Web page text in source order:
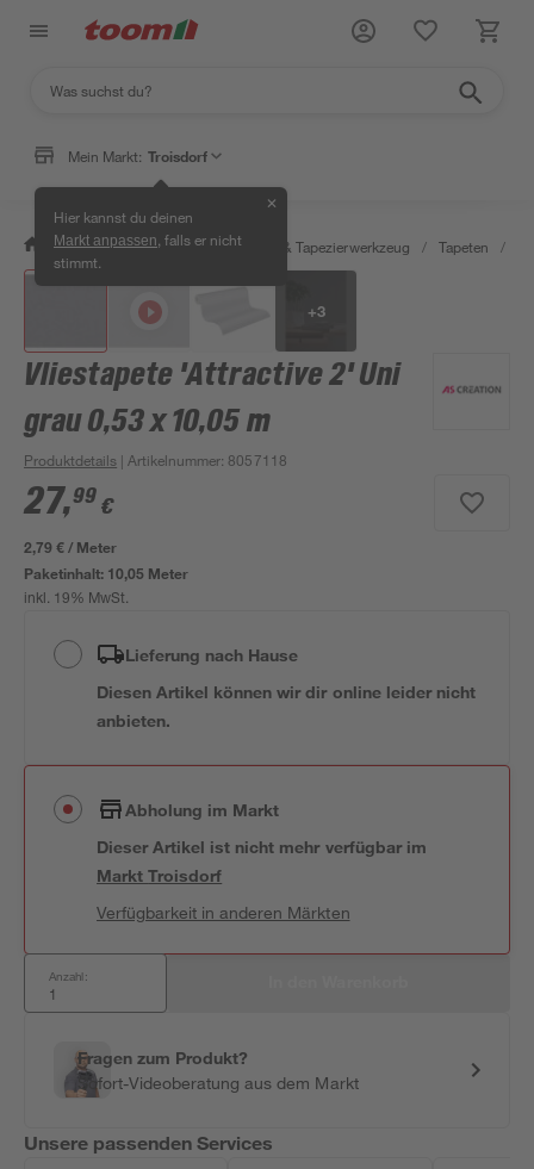
Mein Markt: Troisdorf
Hier kannst du deinen
Markt anpassen , falls er nicht
stimmt.
✕
/ Wohnen & Haushalt / Tapeten & Tapezierwerkzeug / Tapeten /
+3
Vliestapete 'Attractive 2' Uni
grau 0,53 x 10,05 m
Produktdetails | Artikelnummer: 8057118
27,99 €
2,79 € / Meter
Paketinhalt: 10,05 Meter
inkl. 19% MwSt.
Lieferung nach Hause
Diesen Artikel können wir dir online leider nicht
anbieten.
Abholung im Markt
Dieser Artikel ist nicht mehr verfügbar im
MarktTroisdorf
Verfügbarkeit in anderen Märkten
Anzahl:
Fragen zum Produkt?
Sofort-Videoberatung aus dem Markt
Unsere passenden Services